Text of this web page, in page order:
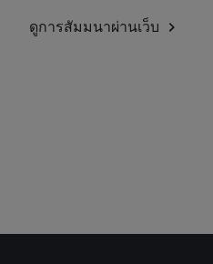
ดูการสัมมนาผ่านเว็บ